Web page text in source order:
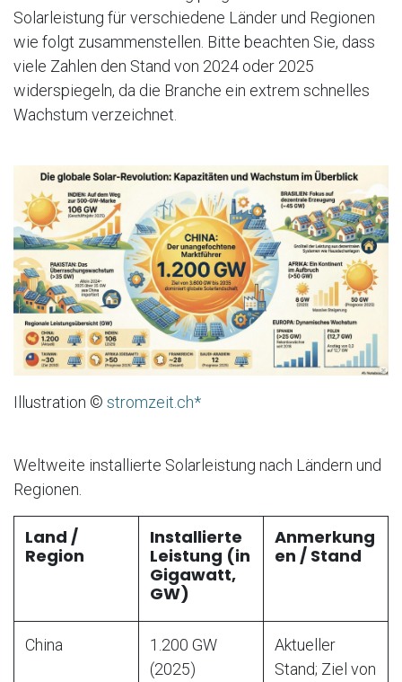
Solarleistung für verschiedene Länder und Regionen
wie folgt zusammenstellen. Bitte beachten Sie, dass
viele Zahlen den Stand von 2024 oder 2025
widerspiegeln, da die Branche ein extrem schnelles
Wachstum verzeichnet.
Illustration © stromzeit.ch*
Weltweite installierte Solarleistung nach Ländern und
Regionen.
Land /
Region
Installierte
Leistung (in
Gigawatt,
GW)
Anmerkung
en / Stand
China
1.200 GW
(2025)
Aktueller
Stand; Ziel von